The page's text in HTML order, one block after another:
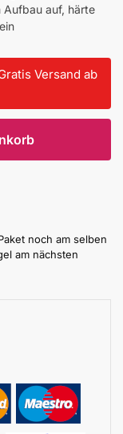
Aufbau auf, härte
Versand ab
noch am selben
am nächsten